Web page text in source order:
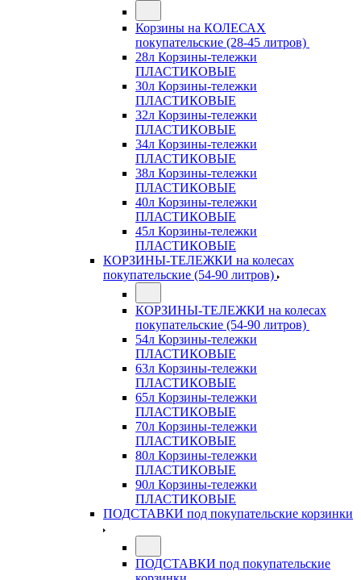
Корзины на КОЛЕСАХ
покупательские (28-45 литров)
28л Корзины-тележки
ПЛАСТИКОВЫЕ
30л Корзины-тележки
ПЛАСТИКОВЫЕ
32л Корзины-тележки
ПЛАСТИКОВЫЕ
34л Корзины-тележки
ПЛАСТИКОВЫЕ
38л Корзины-тележки
ПЛАСТИКОВЫЕ
40л Корзины-тележки
ПЛАСТИКОВЫЕ
45л Корзины-тележки
ПЛАСТИКОВЫЕ
КОРЗИНЫ-ТЕЛЕЖКИ на колесах
покупательские (54-90 литров)
КОРЗИНЫ-ТЕЛЕЖКИ на колесах
покупательские (54-90 литров)
54л Корзины-тележки
ПЛАСТИКОВЫЕ
63л Корзины-тележки
ПЛАСТИКОВЫЕ
65л Корзины-тележки
ПЛАСТИКОВЫЕ
70л Корзины-тележки
ПЛАСТИКОВЫЕ
80л Корзины-тележки
ПЛАСТИКОВЫЕ
90л Корзины-тележки
ПЛАСТИКОВЫЕ
ПОДСТАВКИ под покупательские корзинки
ПОДСТАВКИ под покупательские